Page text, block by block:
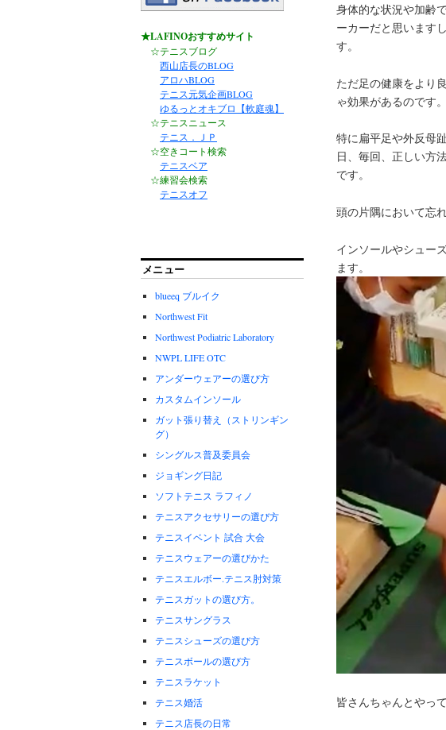
身体的な状況や加齢
ーカーだと思います
す。
ただ足の健康をより
ゃ効果があるのです。
特に扁平足や外反母
日、毎回、正しい方
です。
頭の片隅において忘
インソールやシュー
ます。
皆さんちゃんとやっ
★LAFINOおすすめサイト
☆テニスブログ
西山店長のBLOG
アロハBLOG
テニス元気企画BLOG
ゆるっとオキブロ【軟庭魂】
☆テニスニュース
テニス．ＪＰ
☆空きコート検索
テニスベア
☆練習会検索
テニスオフ
メニュー
blueeq ブルイク
Northwest Fit
Northwest Podiatric Laboratory
NWPL LIFE OTC
アンダーウェアーの選び方
カスタムインソール
ガット張り替え（ストリンギン
グ）
シングルス普及委員会
ジョギング日記
ソフトテニス ラフィノ
テニスアクセサリーの選び方
テニスイベント 試合 大会
テニスウェアーの選びかた
テニスエルボー.テニス肘対策
テニスガットの選び方。
テニスサングラス
テニスシューズの選び方
テニスボールの選び方
テニスラケット
テニス婚活
テニス店長の日常